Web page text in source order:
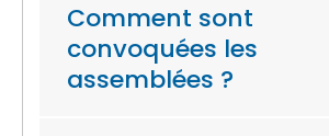
Comment sont
convoquées les
assemblées ?